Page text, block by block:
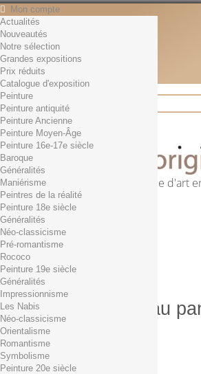
Mon compte
Contact
Français
English
Français
Actualités
Rechercher
Première librairie d'art
Panier (vide)
Aucun produit
0,01€ dès 29€ d'achat
0,00 € Total
Commander
Produit ajouté au
succès
Quantité
Total
Actualités
Nouveautés
Notre sélection
Grandes expositions
Prix réduits
Catalogue d'exposition
Peinture
Peinture antiquité
Peinture Ancienne
Peinture Moyen-Âge
Peinture 16e-17e siècle
Baroque
Généralités
Maniérisme
Peintres de la réalité
Peinture 18e siècle
Généralités
Néo-classicisme
Pré-romantisme
Rococo
Peinture 19e siècle
Généralités
Impressionnisme
Les Nabis
Néo-classicisme
Orientalisme
Romantisme
Symbolisme
Peinture 20e siècle